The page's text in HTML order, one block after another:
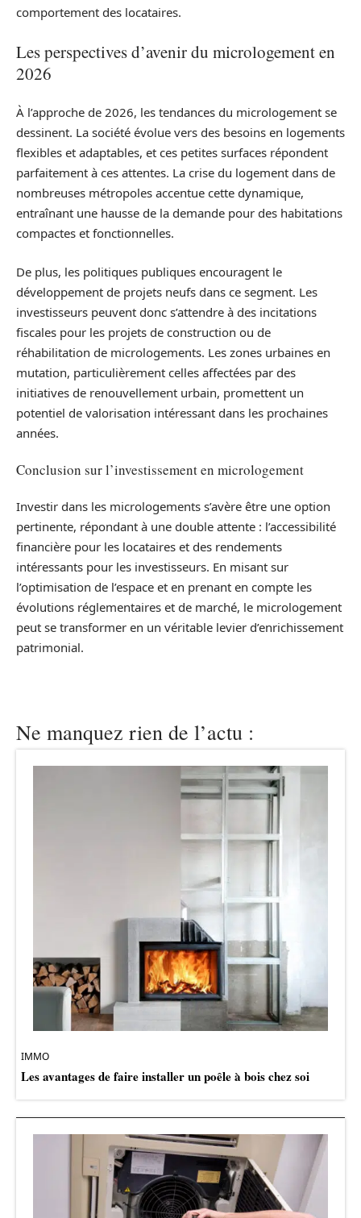
comportement des locataires.
Les perspectives d’avenir du micrologement en
2026
À l’approche de 2026, les tendances du micrologement se
dessinent. La société évolue vers des besoins en logements
flexibles et adaptables, et ces petites surfaces répondent
parfaitement à ces attentes. La crise du logement dans de
nombreuses métropoles accentue cette dynamique,
entraînant une hausse de la demande pour des habitations
compactes et fonctionnelles.
De plus, les politiques publiques encouragent le
développement de projets neufs dans ce segment. Les
investisseurs peuvent donc s’attendre à des incitations
fiscales pour les projets de construction ou de
réhabilitation de micrologements. Les zones urbaines en
mutation, particulièrement celles affectées par des
initiatives de renouvellement urbain, promettent un
potentiel de valorisation intéressant dans les prochaines
années.
Conclusion sur l’investissement en micrologement
Investir dans les micrologements s’avère être une option
pertinente, répondant à une double attente : l’accessibilité
financière pour les locataires et des rendements
intéressants pour les investisseurs. En misant sur
l’optimisation de l’espace et en prenant en compte les
évolutions réglementaires et de marché, le micrologement
peut se transformer en un véritable levier d’enrichissement
patrimonial.
Ne manquez rien de l’actu :
IMMO
Les avantages de faire installer un poêle à bois chez soi